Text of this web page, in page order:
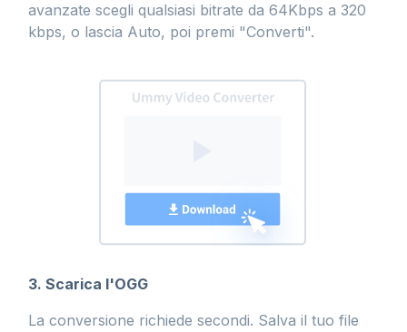
avanzate scegli qualsiasi bitrate da 64Kbps a 320
kbps, o lascia Auto, poi premi "Converti".
3. Scarica l'OGG
La conversione richiede secondi. Salva il tuo file